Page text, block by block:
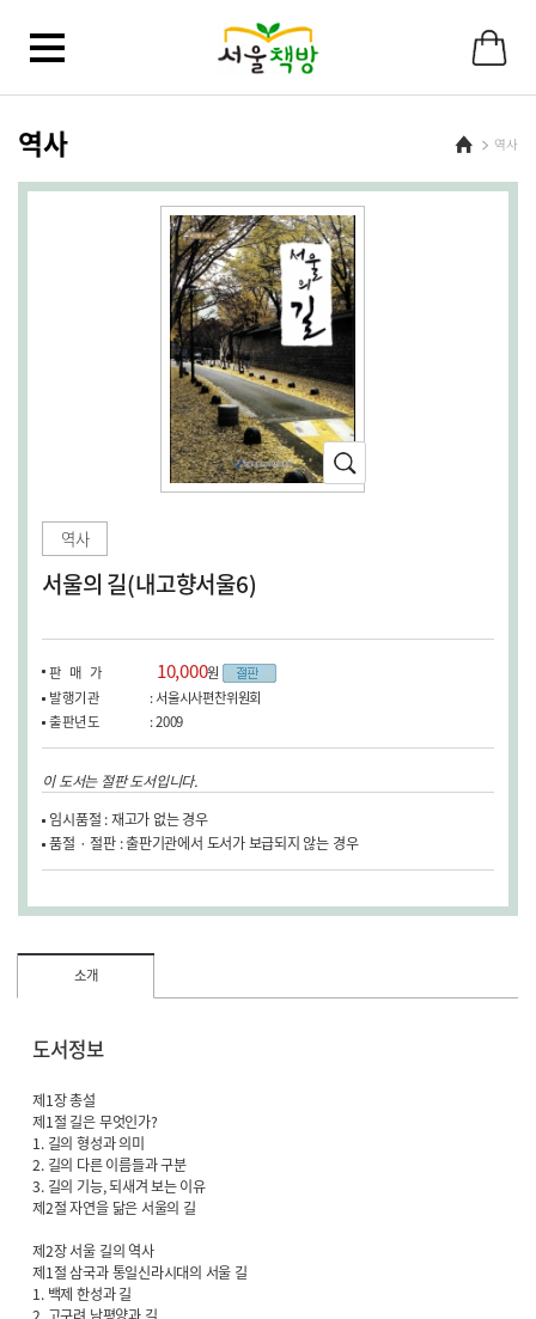
역사 Home역사
확
대
역사
서울의 길(내고향서울6)
판매가 10,000원
발행기관
: 서울시사편찬위원회
출판년도
: 2009
이 도서는 절판 도서입니다.
임시품절 : 재고가 없는 경우
품절 · 절판 : 출판기관에서 도서가 보급되지 않는 경우
소개
도서정보
제1장 총설
제1절 길은 무엇인가?
1. 길의 형성과 의미
2. 길의 다른 이름들과 구분
3. 길의 기능, 되새겨 보는 이유
제2절 자연을 닮은 서울의 길
제2장 서울 길의 역사
제1절 삼국과 통일신라시대의 서울 길
1. 백제 한성과 길